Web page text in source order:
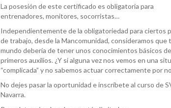
La posesión de este certificado es obligatoria para
entrenadores, monitores, socorristas…
Independientemente de la obligatoriedad para ciertos
de trabajo, desde la Mancomunidad, consideramos que
mundo debería de tener unos conocimientos básicos de
primeros auxilios. ¿Y si alguna vez nos vemos en una
“complicada” y no sabemos actuar correctamente por
No dejes pasar la oportunidad e inscríbete al curso de
Navarra.